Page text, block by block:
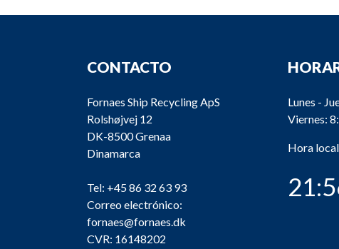
CONTACTO
Fornaes Ship Recycling ApS
Rolshøjvej 12
DK-8500 Grenaa
Dinamarca
Tel: +45 86 32 63 93
Correo electrónico:
fornaes@fornaes.dk
CVR: 16148202
Lunes -
Viernes:
Hora